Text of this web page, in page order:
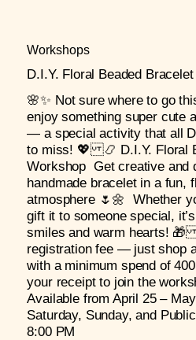
Workshops
D.I.Y. Floral Beaded
🌸✨ Not sure where to go
enjoy something super cute
— a special activity that all
to miss! 💖 📿 D.I.Y. Floral
Workshop Get creative and
handmade bracelet in a fun,
atmosphere 🌷🌼 Whether
gift it to someone special,
smiles and warm hearts!
registration fee — just shop
with a minimum spend of
your receipt to join the
Available from April 25 –
Saturday, Sunday, and
8:00 PM